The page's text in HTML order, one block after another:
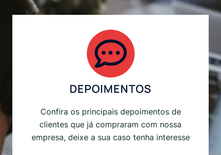
DEPOIMENTOS
Confira os principais depoimentos de
clientes que já compraram com nossa
empresa, deixe a sua caso tenha interesse